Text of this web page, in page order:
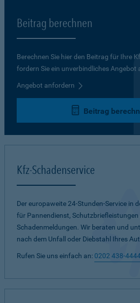
Beitrag berechnen
Berechnen Sie hier den Beitrag für Ihre
fordern Sie ein unverbindliches Angebot
Angebot anfordern
Beitrag
Kfz-Schadenservice
Der europaweite 24-Stunden-Service in
für Pannendienst, Schutzbriefleistungen
Schadenmeldungen. Wir beraten und
nach dem Unfall oder Diebstahl Ihres
Rufen Sie uns einfach an: 0202 438-